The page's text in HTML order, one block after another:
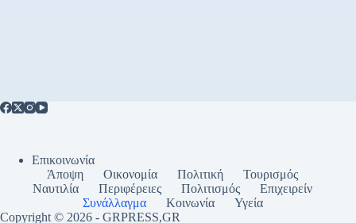
Επικοινωνία
Άποψη
Οικονομία Πολιτική
Τουρισμός
Ναυτιλία
Περιφέρειες Πολιτισμός
Επιχειρείν
Συνάλλαγμα
Κοινωνία
Υγεία
Copyright © 2026 - GRPRESS,GR